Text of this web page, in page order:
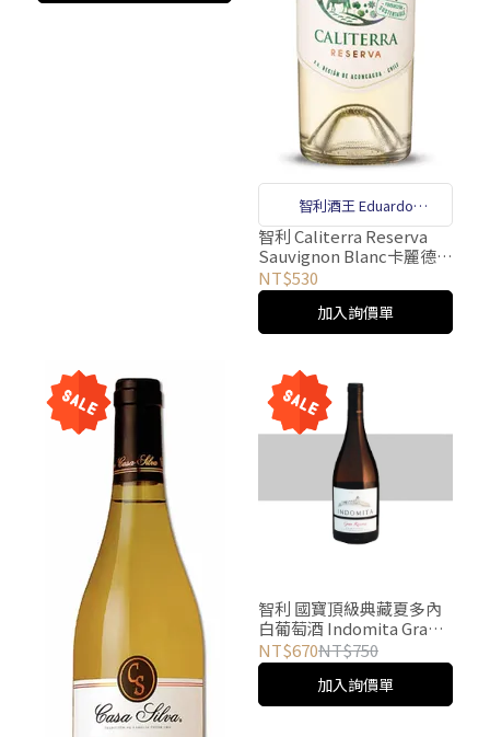
智利酒王 Eduardo
Chadwick 私房酒 智利、加
州酒界傳奇齊心打造
智利 Caliterra Reserva
Sauvignon Blanc卡麗德拉
酒莊精選系列白蘇維翁白
酒
NT$530
加入詢價單
智利 國寶頂級典藏夏多內
白葡萄酒 Indomita Gran
Reserva Chardonnay
2017
NT$670NT$750
加入詢價單